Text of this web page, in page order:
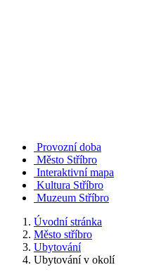
Provozní doba
Město Stříbro
Interaktivní mapa
Kultura Stříbro
Muzeum Stříbro
Úvodní stránka
Město stříbro
Ubytování
Ubytování v okolí